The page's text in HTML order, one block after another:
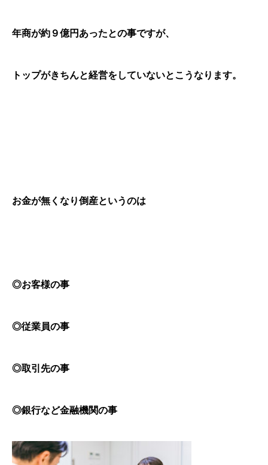
年商が約９億円あったとの事ですが、
トップがきちんと経営をしていないとこうなります。
お金が無くなり倒産というのは
◎お客様の事
◎従業員の事
◎取引先の事
◎銀行など金融機関の事